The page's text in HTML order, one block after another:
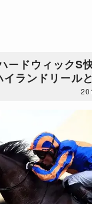
ードウィックS
イランドリール